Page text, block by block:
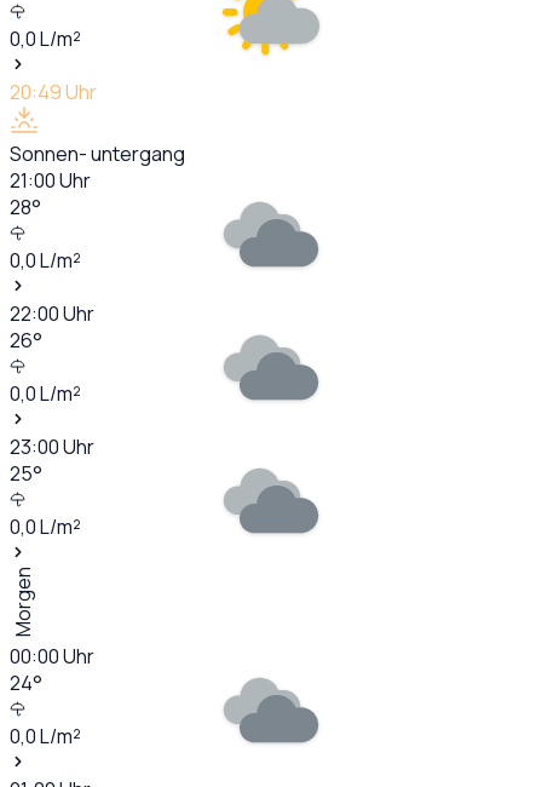
0,0L/m²
20:49Uhr
Sonnen- untergang
21:00Uhr
28°
0,0L/m²
22:00Uhr
26°
0,0L/m²
23:00Uhr
25°
0,0L/m²
Morgen
00:00Uhr
24°
0,0L/m²